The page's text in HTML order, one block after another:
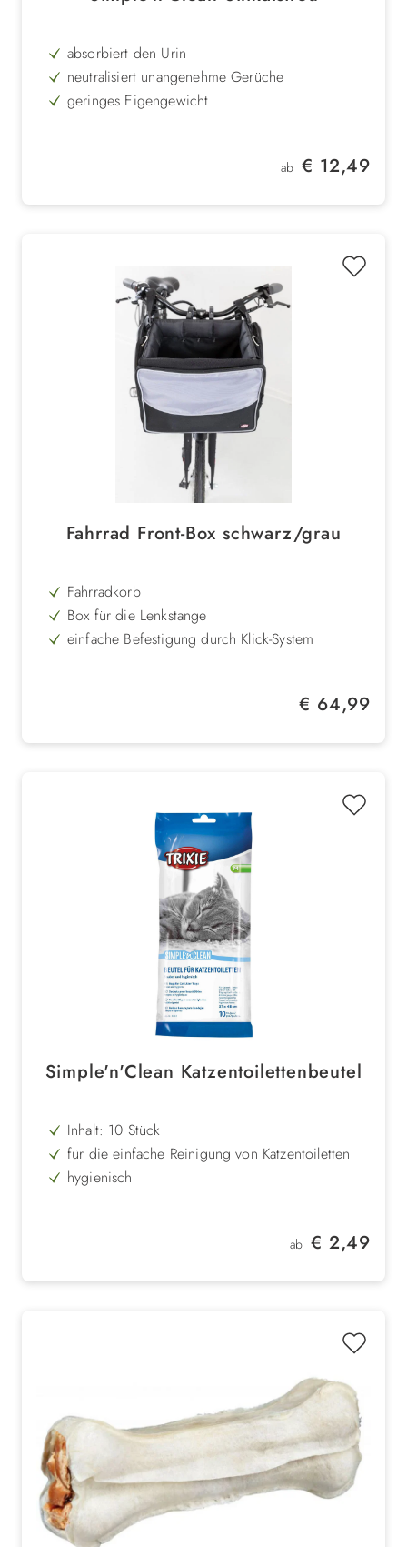
absorbiert den Urin
neutralisiert unangenehme Gerüche
geringes Eigengewicht
Regulärer Preis:
ab € 12,49
Fahrrad Front-Box schwarz/grau
Fahrradkorb
Box für die Lenkstange
einfache Befestigung durch Klick-System
Regulärer Preis:
€ 64,99
Simple'n'Clean Katzentoilettenbeutel
Inhalt: 10 Stück
für die einfache Reinigung von Katzentoiletten
hygienisch
Regulärer Preis:
ab € 2,49